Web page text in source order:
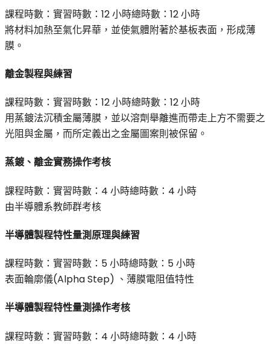
課程時數： 實習時數： 12 小時總時數： 12 小時
將材料加熱至氣化昇華，並使氣體附著於基板表面，形成薄
膜。
離金製程與練習
課程時數： 實習時數： 12 小時總時數： 12 小時
用蒸鍍法沉積金屬薄膜，並以溶劑舉離進而帶走上方不需要之
光阻與金屬，而所定義出之金屬圖案則被保留。
蒸鍍、離金實務操作考核
課程時數： 實習時數： 4 小時總時數： 4 小時
由半導體系教師群考核
半導體製程特性量測原理與練習
課程時數： 實習時數： 5 小時總時數： 5 小時
表面輪廓儀(Alpha Step) 、薄膜電阻值特性
半導體製程特性量測操作考核
課程時數： 實習時數： 4 小時總時數： 4 小時